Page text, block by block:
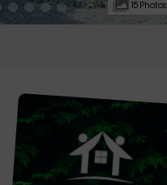
15 Photos